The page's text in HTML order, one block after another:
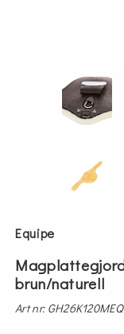
Equipe
brun/naturell
Art nr: GH26K120MEQ